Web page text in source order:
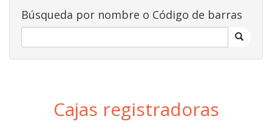
Búsqueda por nombre o Código de barras
Cajas registradoras